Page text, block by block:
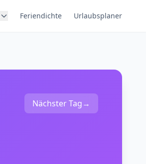
Feriendichte Urlaubsplaner
Nächster Tag→